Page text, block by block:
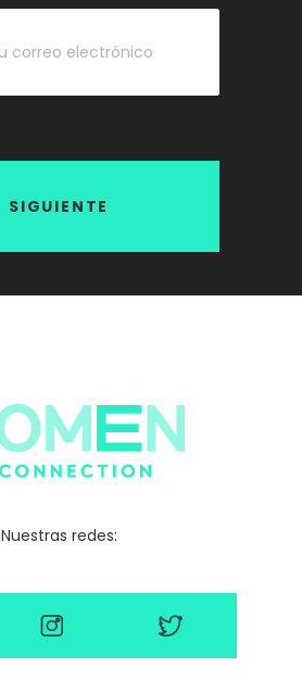
SIGUIENTE
Nuestras redes: